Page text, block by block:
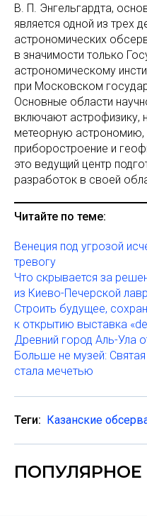
В. П. Энгельгардта,
является одной из трех
астрономических
в значимости только
астрономическому
при Московском
Основные области
включают астрофизику,
метеорную
приборостроение и
это ведущий центр
разработок в своей
Читайте по теме:
Венеция под угрозой
тревогу
Что скрывается за
из Киево-Печерской
Строить будущее,
к открытию выставка
Древний город Аль-Ула
Больше не музей:
стала мечетью
Теги: Казанские
ПОПУЛЯРНОЕ